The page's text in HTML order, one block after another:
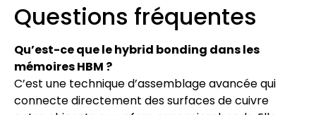
Questions fréquentes
Qu’est-ce que le hybrid bonding dans les
mémoires HBM ?
C’est une technique d’assemblage avancée qui
connecte directement des surfaces de cuivre